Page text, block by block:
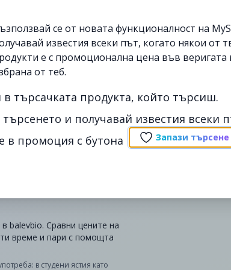
balevbio. Сравни цените на
време и пари с помощта
в студени ястия като
се от новата функционалност на
известия всеки път, когато някои от
е с промоционална цена във веригата
от теб.
търсачката продукта, който търсиш.
и получавай известия всеки
в промоция с бутона
Запази търсене